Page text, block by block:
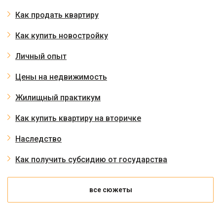
Как продать квартиру
Как купить новостройку
Личный опыт
Цены на недвижимость
Жилищный практикум
Как купить квартиру на вторичке
Наследство
Как получить субсидию от государства
все сюжеты